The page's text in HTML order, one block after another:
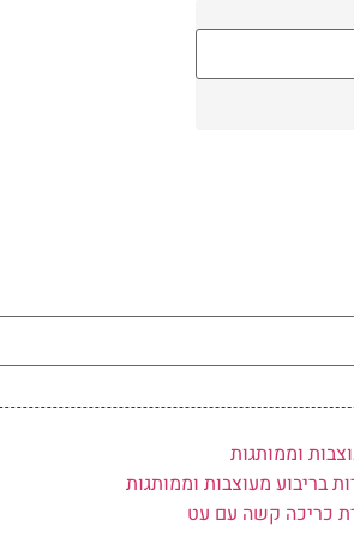
וממותגות
בריבוע מעוצבות וממותגות
כריכה קשה עם עט